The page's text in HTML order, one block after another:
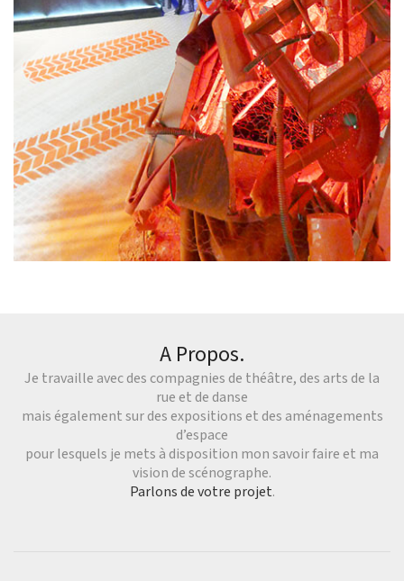
A Propos.
Je travaille avec des compagnies de théâtre, des arts de la
rue et de danse
mais également sur des expositions et des aménagements
d’espace
pour lesquels je mets à disposition mon savoir faire et ma
vision de scénographe.
Parlons de votre projet.